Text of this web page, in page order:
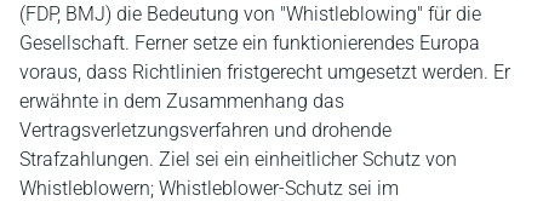
(FDP, BMJ) die Bedeutung von "Whistleblowing" für die
Gesellschaft. Ferner setze ein funktionierendes Europa
voraus, dass Richtlinien fristgerecht umgesetzt werden. Er
erwähnte in dem Zusammenhang das
Vertragsverletzungsverfahren und drohende
Strafzahlungen. Ziel sei ein einheitlicher Schutz von
Whistleblowern; Whistleblower-Schutz sei im